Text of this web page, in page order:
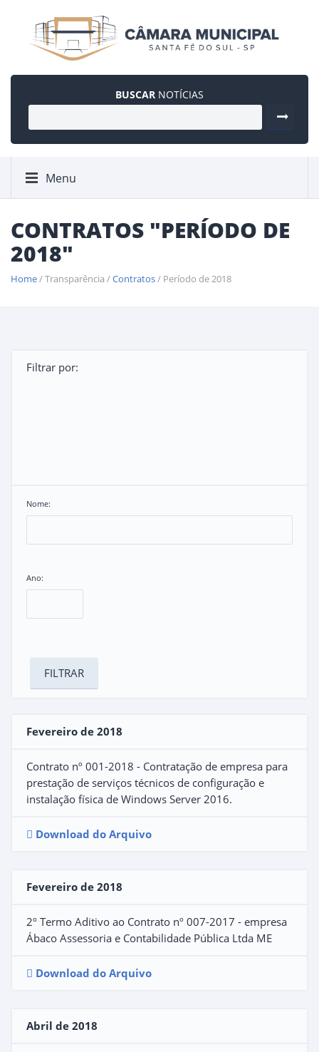
BUSCAR NOTÍCIAS
Menu
CONTRATOS "PERÍODO DE
2018"
Home/ Transparência /Contratos/ Período de 2018
Filtrar por:
Nome:
Ano:
Fevereiro de 2018
Contrato nº 001-2018 - Contratação de empresa para
prestação de serviços técnicos de configuração e
instalação física de Windows Server 2016.
Download do Arquivo
Fevereiro de 2018
2º Termo Aditivo ao Contrato nº 007-2017 - empresa
Ábaco Assessoria e Contabilidade Pública Ltda ME
Download do Arquivo
Abril de 2018